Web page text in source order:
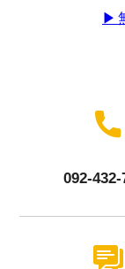
▶︎
092-432-